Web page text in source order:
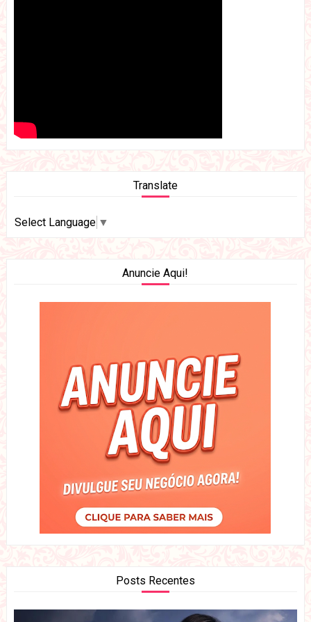
Translate
Select Language ▼
Anuncie Aqui!
Posts Recentes